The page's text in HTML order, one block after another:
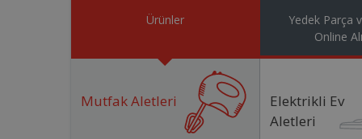
Ürünler
Yedek Parça
Online
Mutfak Aletleri
Elektrikli Ev
Aletleri